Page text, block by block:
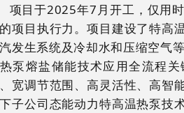
项目于2025年7月开工，仅用
项目执行力。项目建设了特高
发生系统及冷却水和压缩空气
泵熔盐储能技术应用全流程
宽调节范围、高灵活性、高智
子公司态能动力特高温热泵技